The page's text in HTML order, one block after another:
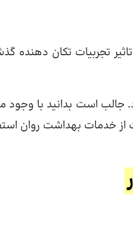
تجربیات تکان دهنده
جالب است بدانید با وجود
از خدمات بهداشت روان